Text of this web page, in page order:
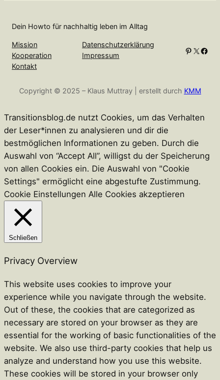
e
Dein Howto für nachhaltig leben im Alltag
Mission
Kooperation
Kontakt
Datenschutzerklärung
Impressum
Pinterest X Facebook
Copyright © 2025 – Klaus Muttray | erstellt durch KMM
Transitionsblog.de nutzt Cookies, um das Verhalten
der Leser*innen zu analysieren und dir die
bestmöglichen Informationen zu geben. Durch die
Auswahl von “Accept All”, willigst du der Speicherung
von allen Cookies ein. Die Auswahl von "Cookie
Settings" ermöglicht eine abgestufte Zustimmung.
Cookie Einstellungen Alle Cookies akzeptieren
Schließen
Privacy Overview
This website uses cookies to improve your
experience while you navigate through the website.
Out of these, the cookies that are categorized as
necessary are stored on your browser as they are
essential for the working of basic functionalities of the
website. We also use third-party cookies that help us
analyze and understand how you use this website.
These cookies will be stored in your browser only